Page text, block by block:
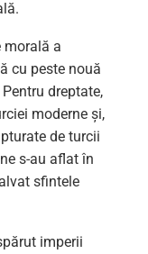
morală a
cu peste nouă
dreptate,
moderne și,
de turcii
s-au aflat în
sfintele
imperii